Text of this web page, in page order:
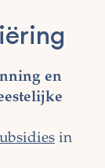
en
in